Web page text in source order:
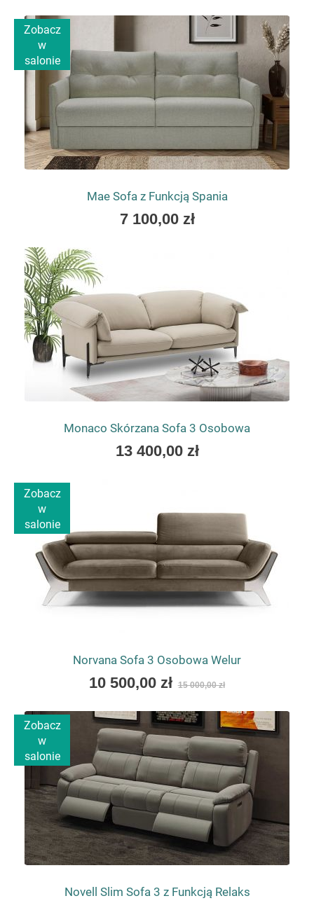
as
Zobacz
w
salonie
Mae Sofa z Funkcją Spania
As
7 100,00 zł
Monaco Skórzana Sofa 3 Osobowa
As
13 400,00 zł
Zobacz
w
salonie
Norvana Sofa 3 Osobowa Welur
As
as
10 500,00 zł 15 000,00 zł
Zobacz
w
salonie
Novell Slim Sofa 3 z Funkcją Relaks